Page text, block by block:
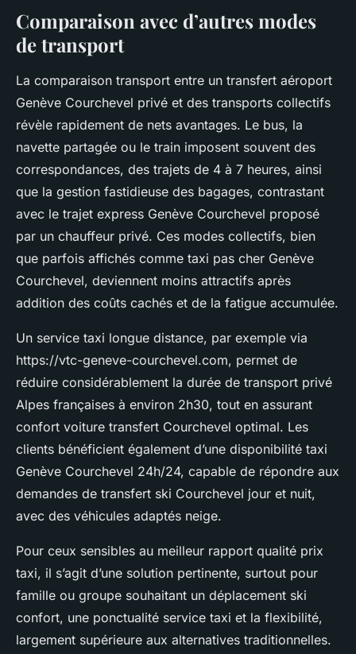
Comparaison avec d’autres modes
de transport
La comparaison transport entre un transfert aéroport
Genève Courchevel privé et des transports collectifs
révèle rapidement de nets avantages. Le bus, la
navette partagée ou le train imposent souvent des
correspondances, des trajets de 4 à 7 heures, ainsi
que la gestion fastidieuse des bagages, contrastant
avec le trajet express Genève Courchevel proposé
par un chauffeur privé. Ces modes collectifs, bien
que parfois affichés comme taxi pas cher Genève
Courchevel, deviennent moins attractifs après
addition des coûts cachés et de la fatigue accumulée.
Un service taxi longue distance, par exemple via
https://vtc-geneve-courchevel.com, permet de
réduire considérablement la durée de transport privé
Alpes françaises à environ 2h30, tout en assurant
confort voiture transfert Courchevel optimal. Les
clients bénéficient également d’une disponibilité taxi
Genève Courchevel 24h/24, capable de répondre aux
demandes de transfert ski Courchevel jour et nuit,
avec des véhicules adaptés neige.
Pour ceux sensibles au meilleur rapport qualité prix
taxi, il s’agit d’une solution pertinente, surtout pour
famille ou groupe souhaitant un déplacement ski
confort, une ponctualité service taxi et la flexibilité,
largement supérieure aux alternatives traditionnelles.